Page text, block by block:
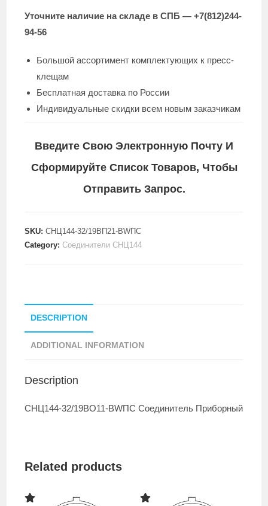
Уточните наличие на складе в СПБ — +7(812)244-
94-56
Большой ассортимент комплектующих к пресс-
клещам
Бесплатная доставка по России
Индивидуальные скидки всем новым заказчикам
Введите Свою Электронную Почту И
Сформируйте Список Товаров, Чтобы
Отправить Запрос.
SKU:СНЦ144-32/19ВП21-BWПC
Category:Соединители СНЦ144
DESCRIPTION
ADDITIONAL INFORMATION
Description
СНЦ144-32/19ВО11-BWПC Cоединитель Приборный
Related products